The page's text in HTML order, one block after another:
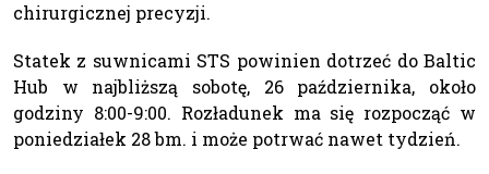
chirurgicznej precyzji.
Statek z suwnicami STS powinien dotrzeć do Baltic
Hub w najbliższą sobotę, 26 października, około
godziny 8:00-9:00. Rozładunek ma się rozpocząć w
poniedziałek 28 bm. i może potrwać nawet tydzień.